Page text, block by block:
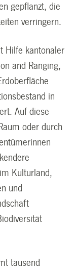
gepflanzt, die
verringern.
Hilfe kantonaler
and Ranging,
in
Auf diese
oder durch
Kulturland,
und
tausend